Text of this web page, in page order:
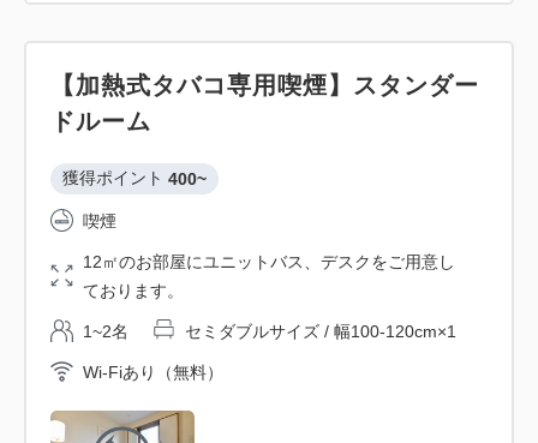
【加熱式タバコ専用喫煙】スタンダー
ドルーム
獲得ポイント 400~
喫煙
12㎡のお部屋にユニットバス、デスクをご用意し
ております。
1~2名 セミダブルサイズ / 幅100-120cm×1
Wi-Fiあり（無料）